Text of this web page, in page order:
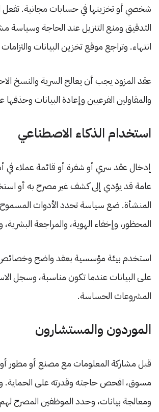
شخصي أو تخزينها في حسابات مجانية.
التدقيق ومنع التنزيل عند الحاجة وسياسة
انتهاء. وتراجع موقع تخزين البيانات
عقد المزود يجب أن يعالج السرية والنسخ
والمقاولين الفرعيين وإعادة البيانات وحذفها
استخدام الذكاء الاصطناعي
إدخال عقد سري أو شفرة أو قائمة عملاء في
عامة قد يؤدي إلى كشف غير مصرح به أو
المنشأة. ضع سياسة تحدد الأدوات المسموح
المحظور، وإخفاء الهوية، والمراجعة
استخدم بيئة مؤسسية بعقد واضح وخصائص
على البيانات عندما تكون مناسبة، وسجل
المشروعات الحساسة.
الموردون والمستشارون
قبل مشاركة المعلومات مع مصنع أو مطور
مسوق، افحص حاجته وقدرته على الحماية.
ومعالجة بيانات، وحدد الموظفين المصرح